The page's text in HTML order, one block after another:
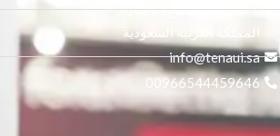
النور, الرياض 14271,
المملكة العربية السعودية
info@tenaui.sa
00966544459646